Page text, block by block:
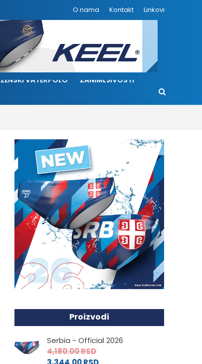
O nama Kontakt Linkovi
ŽENSKI VATERPOLO ZANIMLJIVOSTI
Proizvodi
Serbia - Official 2026
4,180.00RSD